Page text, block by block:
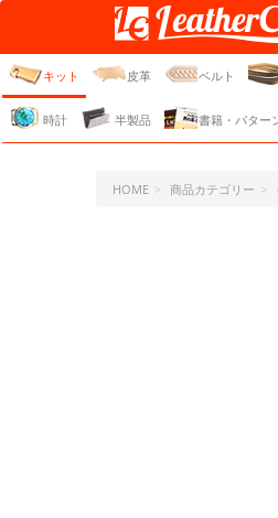
レザークラフト・
ジェーピー
キット 皮革 ベルト
時計 半製品 書籍・パター
HOME 商品カテゴリー